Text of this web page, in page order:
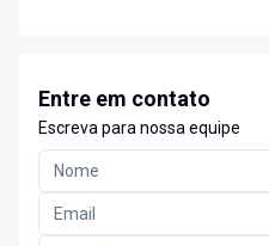
Entre em contato
Escreva para nossa equipe